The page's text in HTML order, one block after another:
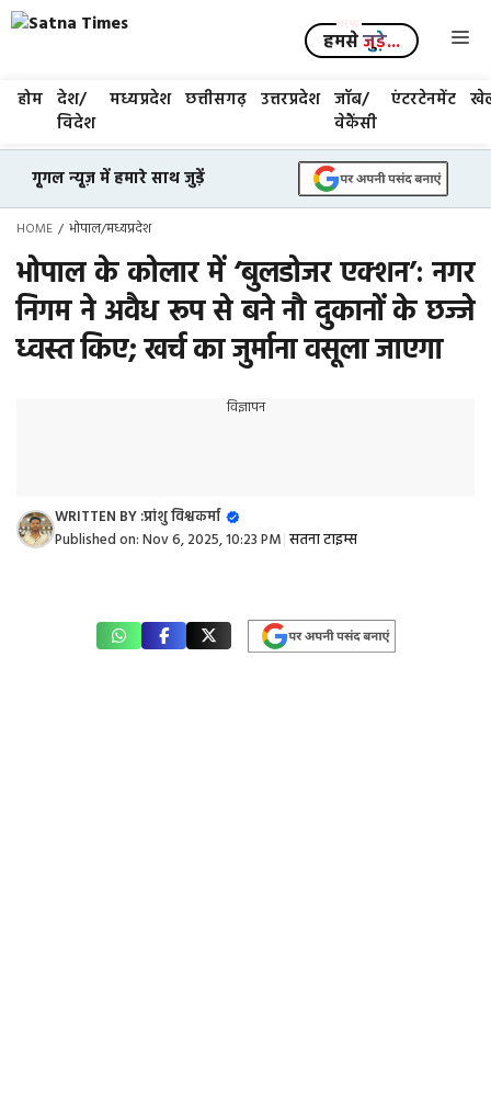
Skip
हमसेजुड़े...
होम देश/
विदेश
मध्यप्रदेश छत्तीसगढ़ उत्तरप्रदेश जॉब/
वेकैंसी
एंटरटेनमेंट
गूगल न्यूज़ में हमारे साथ जुड़ें
HOME / भोपाल/मध्यप्रदेश
भोपाल के कोलार में ‘बुलडोजर एक्शन’: नगर
निगम ने अवैध रूप से बने नौ दुकानों के छज्जे
ध्वस्त किए; खर्च का जुर्माना वसूला जाएगा
विज्ञापन
WRITTEN BY :प्रांशु विश्वकर्मा
Published on:Nov 6, 2025, 10:23 PM सतना टाइम्स